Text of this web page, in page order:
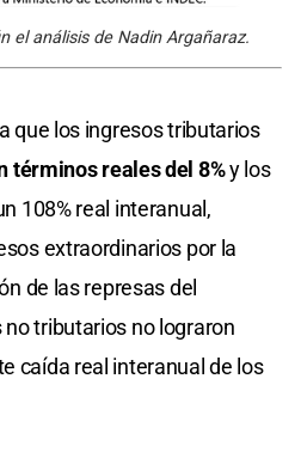
el análisis de Nadin Argañaraz.
que los ingresos tributarios
términos reales del 8%y los
108% real interanual,
extraordinarios por la
de las represas del
tributarios no lograron
caída real interanual de los